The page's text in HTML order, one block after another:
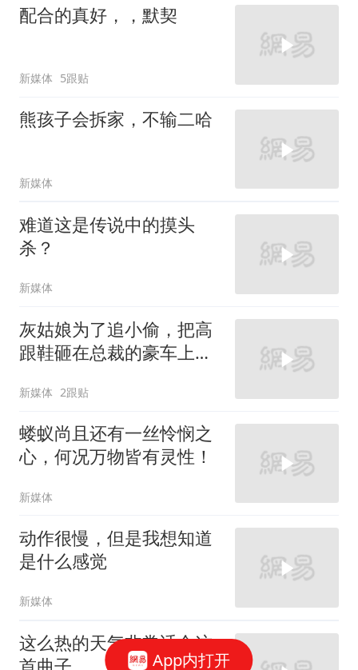
配合的真好，，默契
新媒体 5跟贴
熊孩子会拆家，不输二哈
新媒体
难道这是传说中的摸头
杀？
新媒体
灰姑娘为了追小偷，把高
跟鞋砸在总裁的豪车上，
新媒体 2跟贴
蝼蚁尚且还有一丝怜悯之
心，何况万物皆有灵性！
新媒体
动作很慢，但是我想知道
是什么感觉
新媒体
这么热的天气非常适合这
App内打开